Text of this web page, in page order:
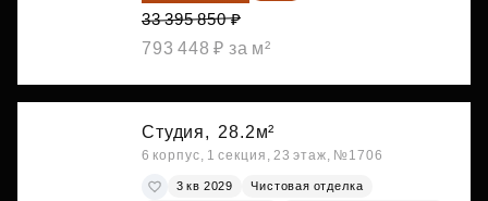
33 395 850 ₽
793 448 ₽ за м²
Студия, 28.2м²
6 корпус, 1 секция, 23 этаж, №1706
3 кв 2029
Чистовая отделка